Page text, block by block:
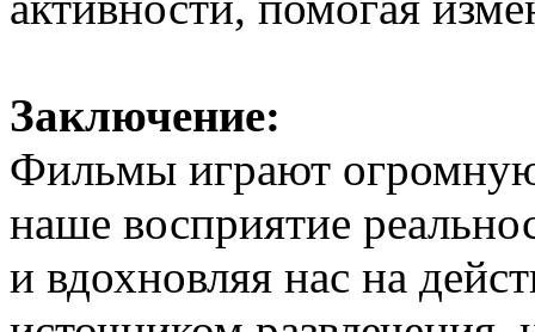
Заключение:
Фильмы играют
наше восприятие
и вдохновляя нас на